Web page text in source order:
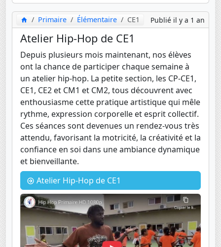
Primaire Élémentaire CE1 Publié il y a 1 an
Atelier Hip-Hop de CE1
Depuis plusieurs mois maintenant, nos élèves
ont la chance de participer chaque semaine à
un atelier hip-hop. La petite section, les CP-CE1,
CE1, CE2 et CM1 et CM2, tous découvrent avec
enthousiasme cette pratique artistique qui mêle
rythme, expression corporelle et esprit collectif.
Ces séances sont devenues un rendez-vous très
attendu, favorisant la motricité, la créativité et la
confiance en soi dans une ambiance dynamique
et bienveillante.
Atelier Hip-Hop de CE1